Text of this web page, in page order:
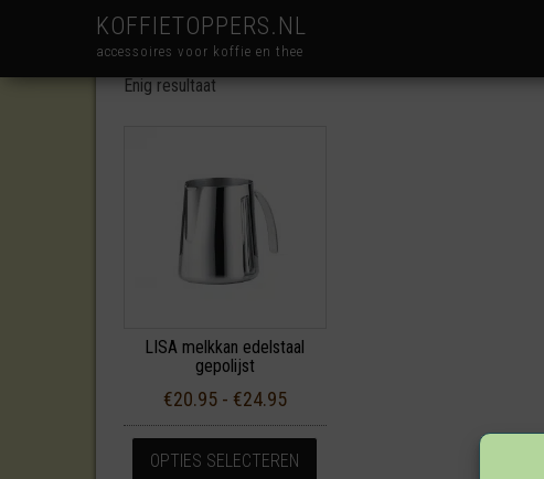
KOFFIETOPPERS.NL
accessoires voor koffie en thee
Enig resultaat
LISA melkkan edelstaal
gepolijst
€20.95 - €24.95Prijsklasse: €20.95 tot €24.95
OPTIES SELECTEREN
Dit product heeft meerdere